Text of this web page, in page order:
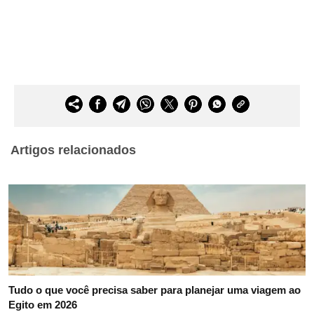
Artigos relacionados
Tudo o que você precisa saber para planejar uma viagem ao
Egito em 2026